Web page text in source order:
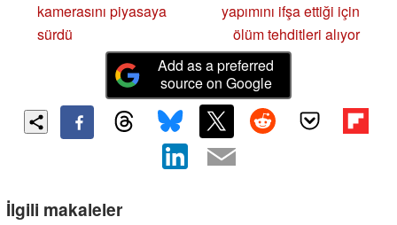
kamerasını piyasaya
sürdü
yapımını ifşa ettiği için
ölüm tehditleri alıyor
Add as a preferred
source on Google
İlgili makaleler